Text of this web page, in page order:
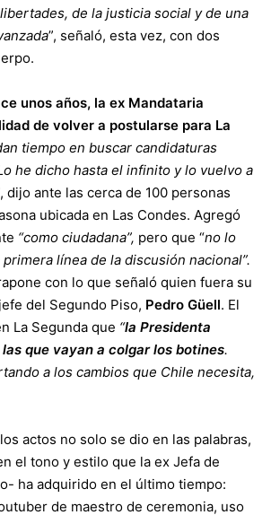
de la justicia social y de una
”, señaló, esta vez, con dos
unos años, la ex Mandataria
de volver a postularse para La
tiempo en buscar candidaturas
he dicho hasta el infinito y lo vuelvo a
dijo ante las cerca de 100 personas
ubicada en Las Condes. Agregó
“como ciudadana”, pero que “no lo
línea de la discusión nacional”.
con lo que señaló quien fuera su
del Segundo Piso, Pedro Güell. El
La Segunda que “la Presidenta
que vayan a colgar los botines.
a los cambios que Chile necesita,
actos no solo se dio en las palabras,
el tono y estilo que la ex Jefa de
ha adquirido en el último tiempo:
de maestro de ceremonia, uso